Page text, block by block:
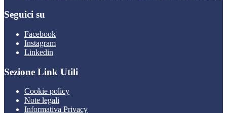
Seguici su
Facebook
Instagram
Linkedin
Sezione Link Utili
Cookie policy
Note legali
Informativa Privacy